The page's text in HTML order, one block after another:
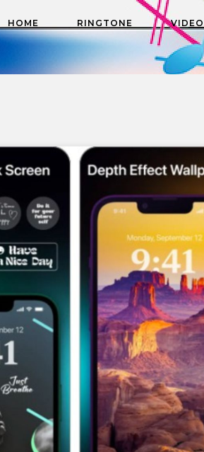
HOME RINGTONE VIDEO